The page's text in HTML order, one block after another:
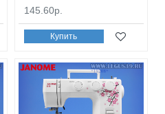
145.60р.
Купить